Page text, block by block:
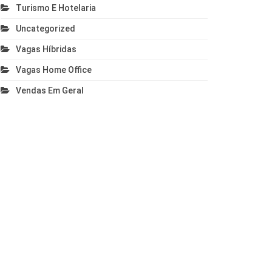
Turismo E Hotelaria
Uncategorized
Vagas Híbridas
Vagas Home Office
Vendas Em Geral